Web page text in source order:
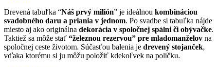
Drevená tabuľka “Náš prvý milión” je ideálnou kombináciou
svadobného daru a priania v jednom. Po svadbe si tabuľka nájde
miesto aj ako originálna dekorácia v spoločnej spálni či obývačke.
Taktiež sa môže stať “železnou rezervou” pre mladomanželov na
spoločnej ceste životom. Súčasťou balenia je drevený stojanček,
vďaka ktorému si ju môžu položiť kdekoľvek na poličku.